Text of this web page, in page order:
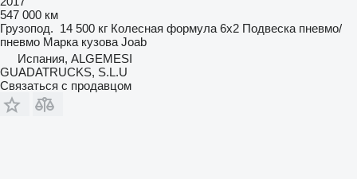
547 000 км
Грузопод. 14 500 кг Колесная формула 6x2 Подвеска пневмо/
пневмо Марка кузова Joab
Испания, ALGEMESI
GUADATRUCKS, S.L.U
Связаться с продавцом